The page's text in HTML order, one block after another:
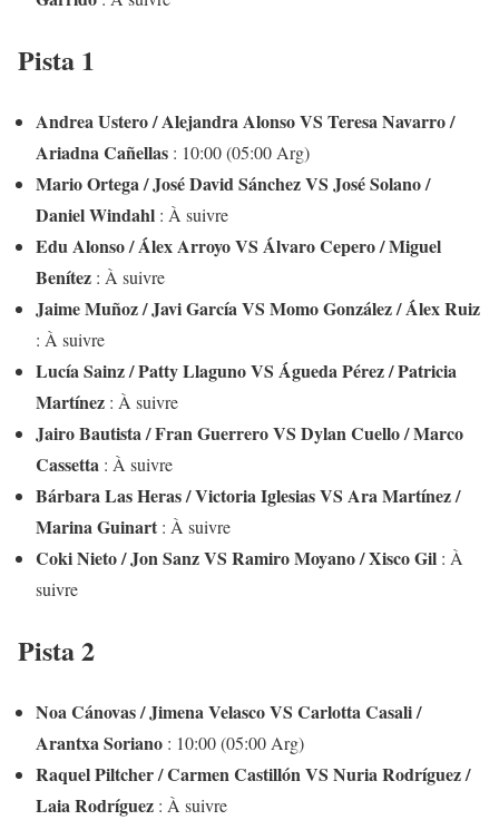
Pista 1
Andrea Ustero / Alejandra Alonso VS Teresa Navarro /
Ariadna Cañellas : 10:00 (05:00 Arg)
Mario Ortega / José David Sánchez VS José Solano /
Daniel Windahl : À suivre
Edu Alonso / Álex Arroyo VS Álvaro Cepero / Miguel
Benítez : À suivre
Jaime Muñoz / Javi García VS Momo González / Álex Ruiz
: À suivre
Lucía Sainz / Patty Llaguno VS Águeda Pérez / Patricia
Martínez : À suivre
Jairo Bautista / Fran Guerrero VS Dylan Cuello / Marco
Cassetta : À suivre
Bárbara Las Heras / Victoria Iglesias VS Ara Martínez /
Marina Guinart : À suivre
Coki Nieto / Jon Sanz VS Ramiro Moyano / Xisco Gil : À
suivre
Pista 2
Noa Cánovas / Jimena Velasco VS Carlotta Casali /
Arantxa Soriano : 10:00 (05:00 Arg)
Raquel Piltcher / Carmen Castillón VS Nuria Rodríguez /
Laia Rodríguez : À suivre